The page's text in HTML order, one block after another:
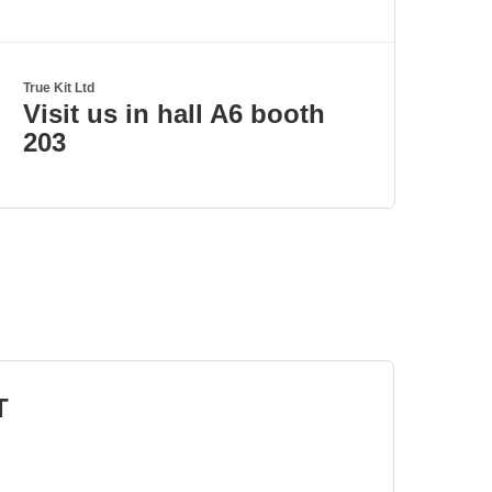
True Kit Ltd
Visit us in hall A6 booth
203